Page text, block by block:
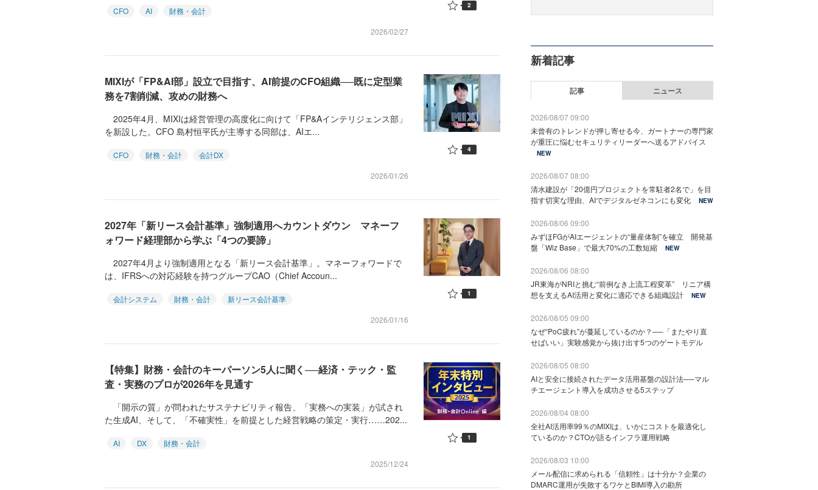
CFO AI
財務・会計
2026/02/27
2
MIXIが「FP&AI部」設立で目指す、AI前提のCFO組織──既に定型業
務を7割削減、攻めの財務へ
2025年4月、MIXIは経営管理の高度化に向けて「FP&Aインテリジェンス部」
を新設した。CFO 島村恒平氏が主導する同部は、AIエ...
CFO 財務・会計
会計DX
2026/01/26
4
2027年「新リース会計基準」強制適用へカウントダウン マネーフ
ォワード経理部から学ぶ「4つの要諦」
2027年4月より強制適用となる「新リース会計基準」。マネーフォワードで
は、IFRSへの対応経験を持つグループCAO（Chief Accoun...
会計システム 財務・会計
新リース会計基準
2026/01/16
1
【特集】財務・会計のキーパーソン5人に聞く──経済・テック・監
査・実務のプロが2026年を見通す
「開示の質」が問われたサステナビリティ報告、「実務への実装」が試され
た生成AI、そして、「不確実性」を前提とした経営戦略の策定・実行……202...
AI DX
財務・会計
2025/12/24
1
新着記事
記事 ニュース
2026/08/07 09:00
未曾有のトレンドが押し寄せる今、ガートナーの専門家
が重圧に悩むセキュリティリーダーへ送るアドバイス
NEW
2026/08/07 08:00
清水建設が「20億円プロジェクトを常駐者2名で」を目
指す切実な理由、AIでデジタルゼネコンにも変化
NEW
2026/08/06 09:00
みずほFGがAIエージェントの“量産体制”を確立 開発基
盤「Wiz Base」で最大70%の工数短縮
NEW
2026/08/06 08:00
JR東海がNRIと挑む“前例なき上流工程変革” リニア構
想を支えるAI活用と変化に適応できる組織設計
NEW
2026/08/05 09:00
なぜ“PoC疲れ”が蔓延しているのか？──「またやり直
せばいい」実験感覚から抜け出す5つのゲートモデル
2026/08/05 08:00
AIと安全に接続されたデータ活用基盤の設計法──マル
チエージェント導入を成功させる5ステップ
2026/08/04 08:00
全社AI活用率99％のMIXIは、いかにコストを最適化し
ているのか？CTOが語るインフラ運用戦略
2026/08/03 10:00
メール配信に求められる「信頼性」は十分か？企業の
DMARC運用が失敗するワケとBIMI導入の勘所